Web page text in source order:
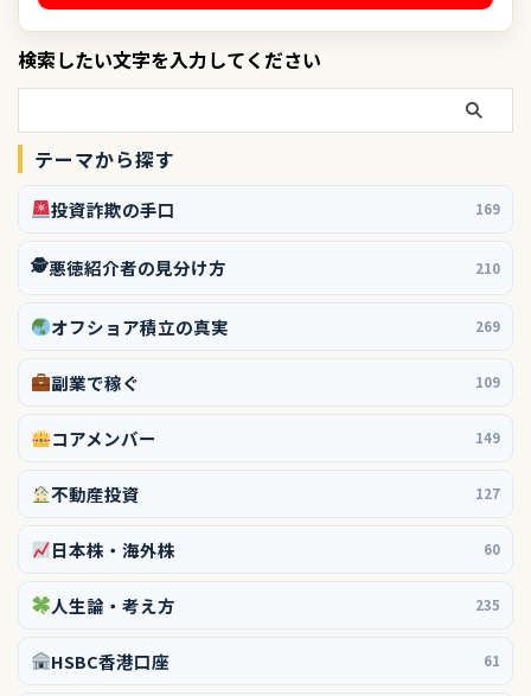
検索したい文字を入力してください
テーマから探す
投資詐欺の手口 169
🕵️悪徳紹介者の見分け方 210
オフショア積立の真実 269
副業で稼ぐ 109
コアメンバー 149
不動産投資 127
日本株・海外株 60
人生論・考え方 235
HSBC香港口座 61